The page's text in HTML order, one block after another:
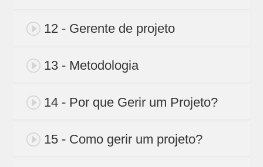
12 - Gerente de projeto
13 - Metodologia
14 - Por que Gerir um Projeto?
15 - Como gerir um projeto?